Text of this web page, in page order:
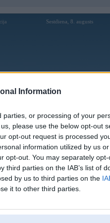
Information
or processing of your
please use the below opt-out
opt-out request is processed
information utilized by us
opt-out. You may separately
third parties on the IAB’s list of
by us to third parties on the
it to other third parties.
Sestdiena, 8. augusts
Lietotāji
RT2
44
ziņojumi forumā